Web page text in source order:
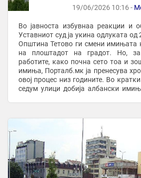
19/06/2026 10:16 -
Во јавноста избувнаа реакции и
Уставниот суд ја укина одлуката од
Општина Тетово ги смени имињата
на плоштадот на градот. Но,
работите, како почна сето тоа и
имиња, Порталб.мк ја пренесува
овој процес низ годините. Во
седум улици добија албански